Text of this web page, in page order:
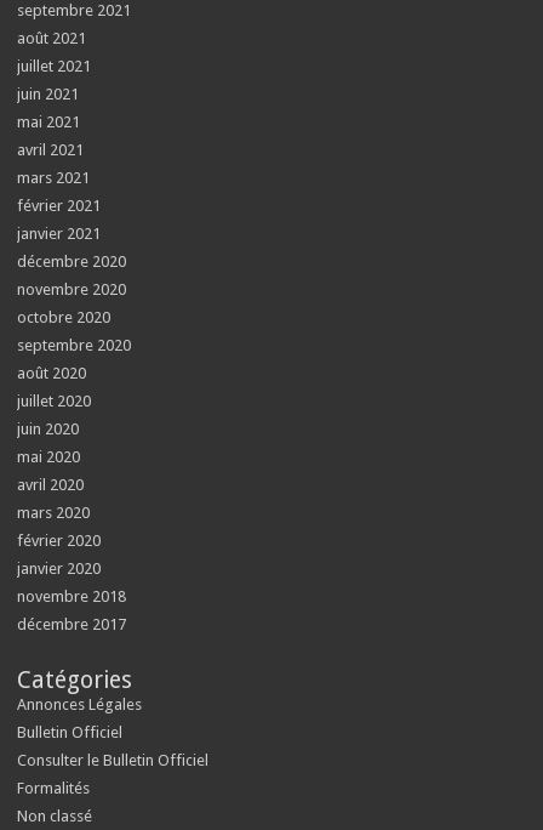
septembre 2021
août 2021
juillet 2021
juin 2021
mai 2021
avril 2021
mars 2021
février 2021
janvier 2021
décembre 2020
novembre 2020
octobre 2020
septembre 2020
août 2020
juillet 2020
juin 2020
mai 2020
avril 2020
mars 2020
février 2020
janvier 2020
novembre 2018
décembre 2017
Catégories
Annonces Légales
Bulletin Officiel
Consulter le Bulletin Officiel
Formalités
Non classé